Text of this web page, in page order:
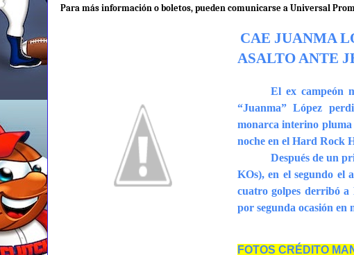
Para más información o boletos, pueden comunicarse a Universal
CAE JUANMA
ASALTO ANTE
El ex campeón
“Juanma” López
monarca interino pluma
noche en el Hard Rock
Después de un
KOs), en el segundo el
cuatro golpes derribó a
por segunda ocasión en
FOTOS CRÉDITO